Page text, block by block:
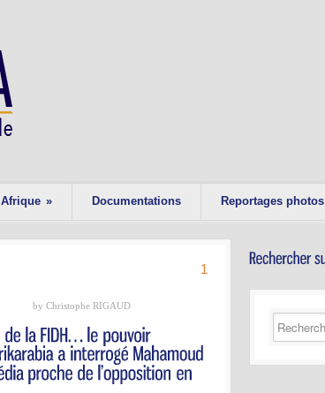
Afrique » Documentations Reportages photos
1
by Christophe RIGAUD